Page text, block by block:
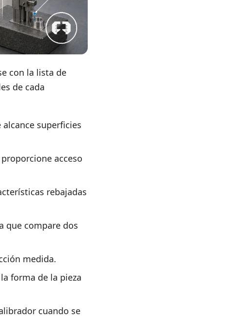
con la lista de
de cada
superficies
acceso
rebajadas
que compare dos
medida.
forma de la pieza
cuando se